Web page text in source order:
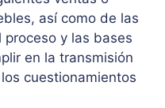
así como de las
y las bases
en la transmisión
cuestionamientos